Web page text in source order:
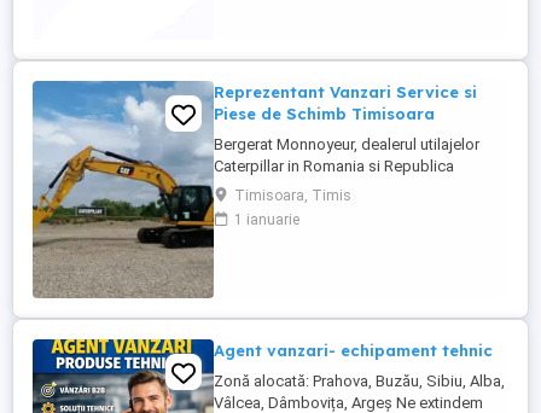
Reprezentant Vanzari Service si
Piese de Schimb Timisoara
Bergerat Monnoyeur, dealerul utilajelor
Caterpillar in Romania si Republica
Moldova, angajeaza Reprezentant Vanzari
Service si Piese de Schimb, pentru divizia
de utilaje. Cerinte: Studii superioare în
Timisoara, Timis
1 ianuarie
Agent vanzari- echipament tehnic
Zonă alocată: Prahova, Buzău, Sibiu, Alba,
Vâlcea, Dâmbovița, Argeș Ne extindem